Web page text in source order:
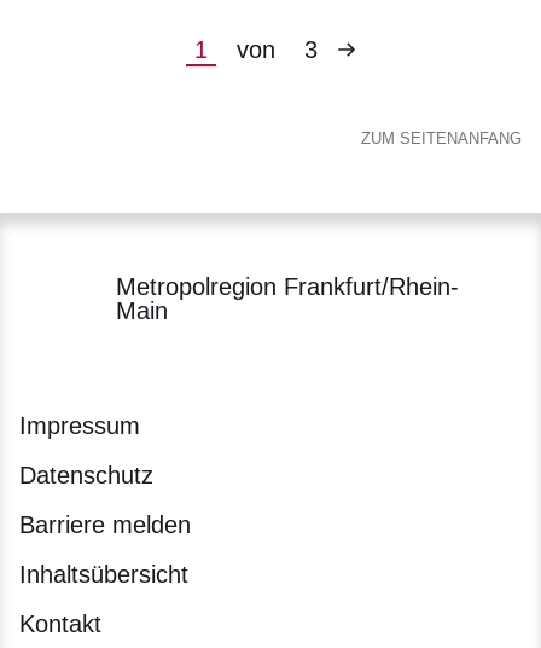
Aktuelle
1 von 3
Nächste
ZUM SEITENANFANG
Metropolregion Frankfurt/Rhein-
Main
Impressum
Datenschutz
Barriere melden
Inhaltsübersicht
Kontakt